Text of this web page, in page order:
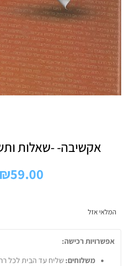
אקשיבה- -שאלות
₪59.00
המלאי אזל
אפשרויות רכישה:
משלוחים: